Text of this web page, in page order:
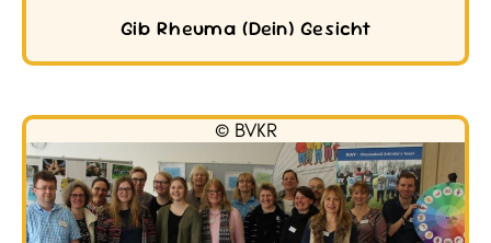
Gib Rheuma (Dein) Gesicht
© BVKR